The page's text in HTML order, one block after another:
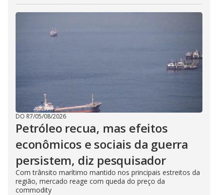
DO R7/05/08/2026
Petróleo recua, mas efeitos
econômicos e sociais da guerra
persistem, diz pesquisador
Com trânsito marítimo mantido nos principais estreitos da
região, mercado reage com queda do preço da
commodity